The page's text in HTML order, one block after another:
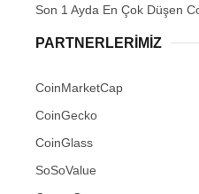
Son 1 Ayda En Çok Düşen
PARTNERLERIMIZ
CoinMarketCap
CoinGecko
CoinGlass
SoSoValue